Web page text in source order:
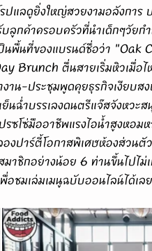
ปแลดูยิ่งใหญ่สวยงามอลังการ
ลูกค้าครอบครัวที่นำเด็กๆวัยก
นพื้นที่ของแบรนด์ชื่อว่า "Oak
Brunch ตื่นสายเริ่มหิวเมื่อไ
าน-ประชุมพูดคุยธุรกิจเงียบส
นฉ่ำบรรเลงดนตรีแจ๊สจังหวะ
ซโซ่มืออาชีพแรงไอน้ำสูงหอ
งปาร์ตี้โอกาสพิเศษห้องส่วนตั
ชิกอย่างน้อย 6 ท่านขึ้นไปไม่
ชมเล่มเมนูฉบับออนไลน์ได้เล